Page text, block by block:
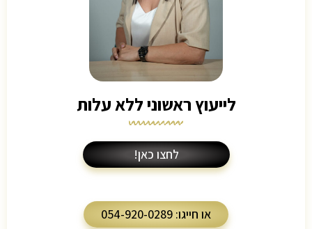
לייעוץ ראשוני ללא עלות
לחצו כאן!
או חייגו: 054-920-0289